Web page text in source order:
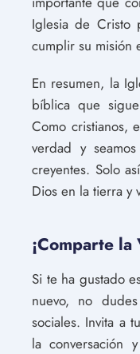
Iglesia de
cumplir su misión
En resumen, la
bíblica que
Como cristianos,
verdad y
creyentes. Solo
Dios en la tierra y
¡Comparte la
Si te ha gustado
nuevo, no
sociales. Invita a
la conversación